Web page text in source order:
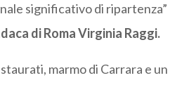
significativo di ripartenza”
di Roma Virginia Raggi.
marmo di Carrara e un